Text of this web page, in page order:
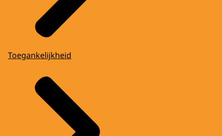
Toegankelijkheid